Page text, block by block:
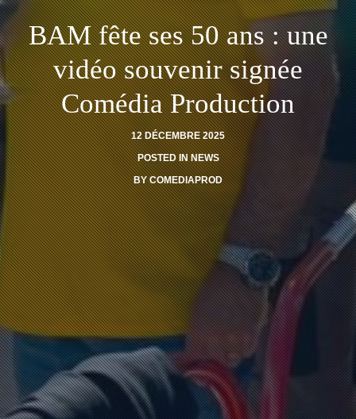
BAM fête ses 50 ans : une
vidéo souvenir signée
Comédia Production
12 DÉCEMBRE 2025
POSTED INNEWS
BYCOMEDIAPROD